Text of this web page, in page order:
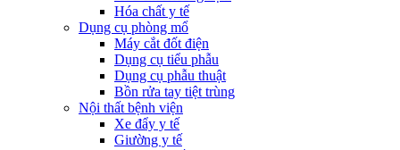
Hóa chất y tế
Dụng cụ phòng mổ
Máy cắt đốt điện
Dụng cụ tiểu phẫu
Dụng cụ phẫu thuật
Bồn rửa tay tiệt trùng
Nội thất bệnh viện
Xe đẩy y tế
Giường y tế